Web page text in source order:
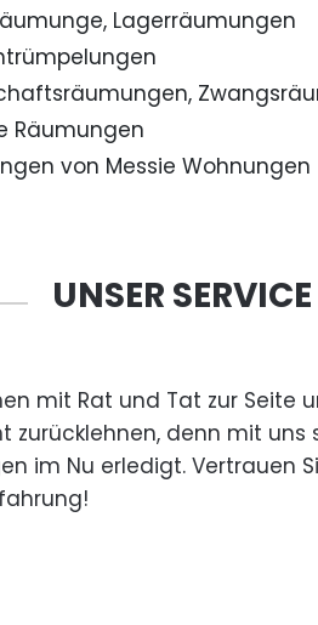
Lagerräumungen
Räumungen
von Messie Wohnungen
UNSER SERVICE
mit Rat und Tat zur Seite
zurücklehnen, denn mit uns
im Nu erledigt. Vertrauen